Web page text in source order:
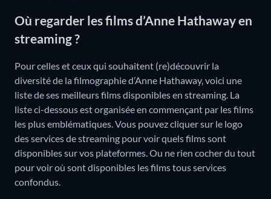
Où regarder les films d’Anne Hathaway en
streaming ?
Pour celles et ceux qui souhaitent (re)découvrir la
diversité de la filmographie d’Anne Hathaway, voici une
liste de ses meilleurs films disponibles en streaming. La
liste ci-dessous est organisée en commençant par les films
les plus emblématiques. Vous pouvez cliquer sur le logo
des services de streaming pour voir quels films sont
disponibles sur vos plateformes. Ou ne rien cocher du tout
pour voir où sont disponibles les films tous services
confondus.